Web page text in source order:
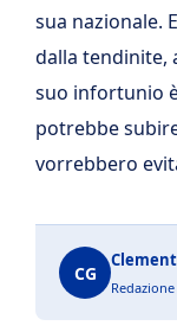
sua nazionale.
dalla tendinite,
suo infortunio
potrebbe
vorrebbero
CG